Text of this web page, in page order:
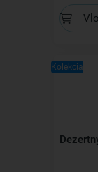
Kolekcia